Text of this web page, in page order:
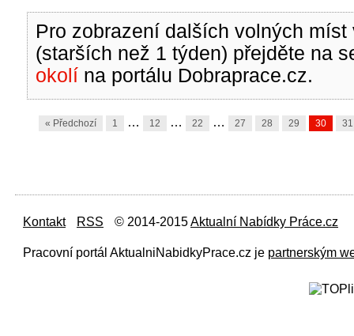
Pro zobrazení dalších volných míst
(starších než 1 týden) přejděte na
okolí na portálu Dobraprace.cz.
« Předchozí 1 … 12 … 22 … 27 28 29 30 31
Kontakt RSS © 2014-2015Aktualní Nabídky Práce.cz
Pracovní portál AktualniNabidkyPrace.cz je partnerským